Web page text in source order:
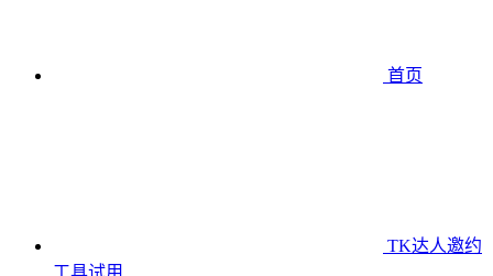
首页
TK达人邀约
工具试用